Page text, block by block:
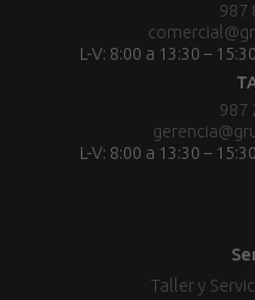
987
L-V: 8:00 a 13:30 –
987
L-V: 8:00 a 13:30 –
Taller y